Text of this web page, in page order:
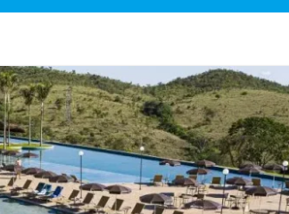
Pais em Goiânia